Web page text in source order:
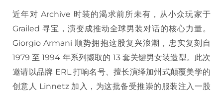
近年对 Archive 时装的渴求前所未有，从小众玩家于
Grailed 寻宝，演变成推动全球男装对话的核心力量。
Giorgio Armani 顺势拥抱这股复兴浪潮，忠实复刻自
1979 至 1994 年系列撷取的 13 套关键男女装造型。此次
邀请以品牌 ERL 打响名号、擅长演绎加州式颠覆美学的
创意人 Linnetz 加入，为这批备受推崇的服装注入一股